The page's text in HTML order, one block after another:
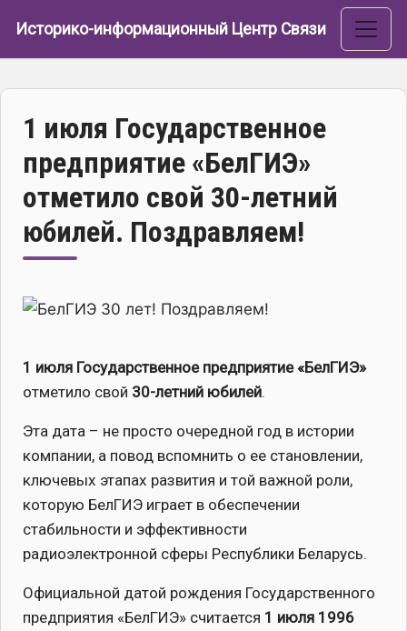
Историко-информационный Центр Связи
1 июля Государственное
предприятие «БелГИЭ»
отметило свой 30-летний
юбилей. Поздравляем!
Изображение
1 июля Государственное предприятие «БелГИЭ»
отметило свой 30-летний юбилей.
Эта дата – не просто очередной год в истории
компании, а повод вспомнить о ее становлении,
ключевых этапах развития и той важной роли,
которую БелГИЭ играет в обеспечении
стабильности и эффективности
радиоэлектронной сферы Республики Беларусь.
Официальной датой рождения Государственного
предприятия «БелГИЭ» считается 1 июля 1996